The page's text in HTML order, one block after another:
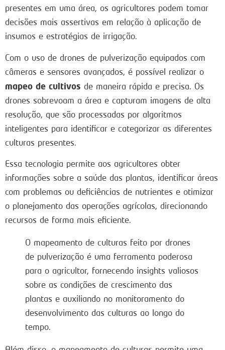
presentes em uma área, os agricultores podem tomar
decisões mais assertivas em relação à aplicação de
insumos e estratégias de irrigação.
Com o uso de drones de pulverização equipados com
câmeras e sensores avançados, é possível realizar o
mapeo de cultivos de maneira rápida e precisa. Os
drones sobrevoam a área e capturam imagens de alta
resolução, que são processadas por algoritmos
inteligentes para identificar e categorizar as diferentes
culturas presentes.
Essa tecnologia permite aos agricultores obter
informações sobre a saúde das plantas, identificar áreas
com problemas ou deficiências de nutrientes e otimizar
o planejamento das operações agrícolas, direcionando
recursos de forma mais eficiente.
O mapeamento de culturas feito por drones
de pulverização é uma ferramenta poderosa
para o agricultor, fornecendo insights valiosos
sobre as condições de crescimento das
plantas e auxiliando no monitoramento do
desenvolvimento das culturas ao longo do
tempo.